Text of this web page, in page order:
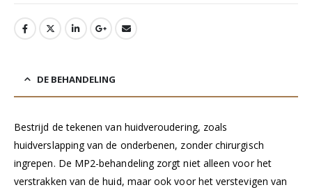
DE BEHANDELING
Bestrijd de tekenen van huidveroudering, zoals
huidverslapping van de onderbenen, zonder chirurgisch
ingrepen. De MP2-behandeling zorgt niet alleen voor het
verstrakken van de huid, maar ook voor het verstevigen van